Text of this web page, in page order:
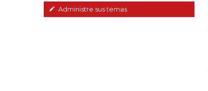
Administre sus temas